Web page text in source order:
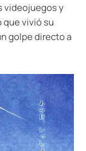
videojuegos y
que vivió su
golpe directo a